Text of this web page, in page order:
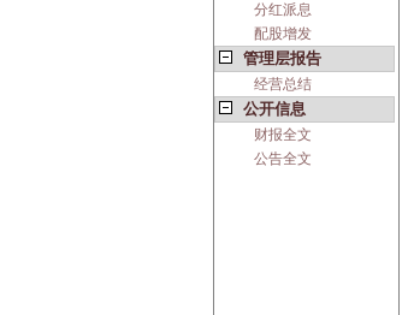
分红派息
配股增发
管理层报告
经营总结
公开信息
财报全文
公告全文